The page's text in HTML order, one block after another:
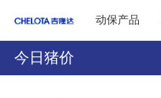
动保产品
今日猪价